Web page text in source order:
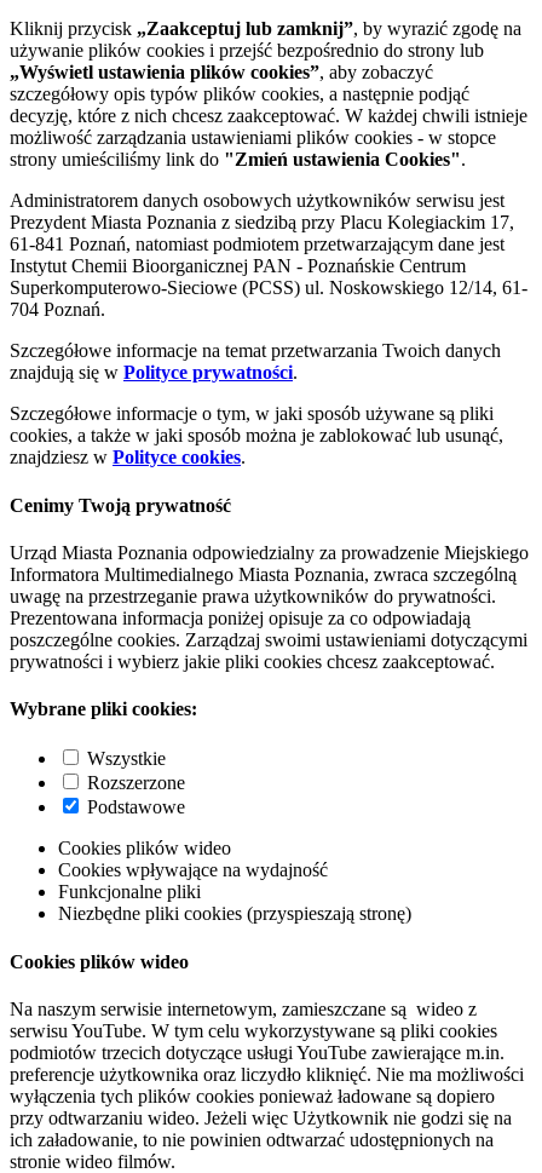
Kliknij przycisk „Zaakceptuj lub zamknij”, by wyrazić zgodę na
używanie plików cookies i przejść bezpośrednio do strony lub
„Wyświetl ustawienia plików cookies”, aby zobaczyć
szczegółowy opis typów plików cookies, a następnie podjąć
decyzję, które z nich chcesz zaakceptować. W każdej chwili istnieje
możliwość zarządzania ustawieniami plików cookies - w stopce
strony umieściliśmy link do "Zmień ustawienia Cookies".
Administratorem danych osobowych użytkowników serwisu jest
Prezydent Miasta Poznania z siedzibą przy Placu Kolegiackim 17,
61-841 Poznań, natomiast podmiotem przetwarzającym dane jest
Instytut Chemii Bioorganicznej PAN - Poznańskie Centrum
Superkomputerowo-Sieciowe (PCSS) ul. Noskowskiego 12/14, 61-
704 Poznań.
Szczegółowe informacje na temat przetwarzania Twoich danych
znajdują się w Polityce prywatności.
Szczegółowe informacje o tym, w jaki sposób używane są pliki
cookies, a także w jaki sposób można je zablokować lub usunąć,
znajdziesz w Polityce cookies.
Cenimy Twoją prywatność
Urząd Miasta Poznania odpowiedzialny za prowadzenie Miejskiego
Informatora Multimedialnego Miasta Poznania, zwraca szczególną
uwagę na przestrzeganie prawa użytkowników do prywatności.
Prezentowana informacja poniżej opisuje za co odpowiadają
poszczególne cookies. Zarządzaj swoimi ustawieniami dotyczącymi
prywatności i wybierz jakie pliki cookies chcesz zaakceptować.
Wybrane pliki cookies:
Wszystkie
Rozszerzone
Podstawowe
Cookies plików wideo
Cookies wpływające na wydajność
Funkcjonalne pliki
Niezbędne pliki cookies (przyspieszają stronę)
Cookies plików wideo
Na naszym serwisie internetowym, zamieszczane są wideo z
serwisu YouTube. W tym celu wykorzystywane są pliki cookies
podmiotów trzecich dotyczące usługi YouTube zawierające m.in.
preferencje użytkownika oraz liczydło kliknięć. Nie ma możliwości
wyłączenia tych plików cookies ponieważ ładowane są dopiero
przy odtwarzaniu wideo. Jeżeli więc Użytkownik nie godzi się na
ich załadowanie, to nie powinien odtwarzać udostępnionych na
stronie wideo filmów.